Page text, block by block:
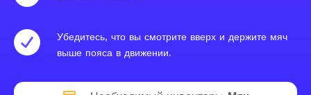
Убедитесь, что вы смотрите вверх и держите мяч
выше пояса в движении.